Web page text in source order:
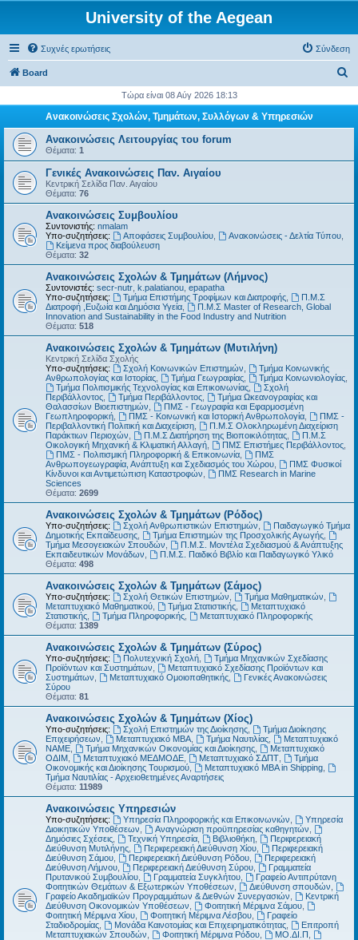
University of the Aegean
Συχνές ερωτήσεις Σύνδεση
Board
ζ
σ
Τώρα είναι 08 Αύγ 2026 18:13
Ανακοινώσεις Σχολών, Τμημάτων, Συλλόγων & Υπηρεσιών
Ανακοινώσεις Λειτουργίας του forum
Θέματα: 1
Γενικές Ανακοινώσεις Παν. Αιγαίου
Κεντρική Σελίδα Παν. Αιγαίου
Θέματα: 76
Ανακοινώσεις Συμβουλίου
Συντονιστής: nmalam
Υπο-συζητήσεις:
Αποφάσεις Συμβουλίου, Ανακοινώσεις - Δελτία Τύπου,
Kείμενα προς διαβούλευση
Θέματα: 32
Ανακοινώσεις Σχολών & Τμημάτων (Λήμνος)
Συντονιστές: secr-nutr k.palatianou epapatha
Υπο-συζητήσεις:
Τμήμα Επιστήμης Τροφίμων και Διατροφής,
Π.Μ.Σ
Διατροφή ,Ευζωία και Δημόσια Υγεία
Π.Μ.Σ Master of Research, Global
Innovation and Sustainability in the Food Industry and Nutrition
Θέματα: 518
Ανακοινώσεις Σχολών & Τμημάτων (Μυτιλήνη)
Κεντρική Σελίδα Σχολής
Υπο-συζητήσεις:
Σχολή Κοινωνικών Επιστημών
Τμήμα Κοινωνικής
Ανθρωπολογίας και Ιστορίας
Τμήμα Γεωγραφίας, Τμήμα Κοινωνιολογίας,
Τμήμα Πολιτισμικής Τεχνολογίας και Επικοινωνίας,
Σχολή
Περιβάλλοντος
Τμήμα Περιβάλλοντος,
Τμήμα Ωκεανογραφίας και
Θαλασσίων Βιοεπιστημών
ΠΜΣ - Γεωγραφία και Εφαρμοσμένη
Γεωπληροφορική
ΠΜΣ - Κοινωνική και Ιστορική Ανθρωπολογία,
ΠΜΣ -
Περιβαλλοντική Πολιτική και Διαχείριση
Π.Μ.Σ Ολοκληρωμένη Διαχείριση
Παράκτιων Περιοχών
Π.Μ.Σ Διατήρηση της Βιοποικιλότητας,
Π.Μ.Σ
Οικολογική Μηχανική & Κλιματική Αλλαγή
ΠΜΣ Επιστήμες Περιβάλλοντος,
ΠΜΣ - Πολιτισμική Πληροφορική & Επικοινωνία,
ΠΜΣ
Ανθρωπογεωγραφία, Ανάπτυξη και Σχεδιασμός του Χώρου
ΠΜΣ Φυσικοί
Κίνδυνοι και Αντιμετώπιση Καταστροφών
ΠΜΣ Research in Marine
Sciences
Θέματα: 2699
Ανακοινώσεις Σχολών & Τμημάτων (Ρόδος)
Υπο-συζητήσεις: Σχολή Ανθρωπιστικών Επιστημών
Παιδαγωγικό Τμήμα
Δημοτικής Εκπαίδευσης
Τμήμα Επιστημών της Προσχολικής Αγωγής,
Τμήμα Μεσογειακών Σπουδών
Π.Μ.Σ. Μοντέλα Σχεδιασμού & Ανάπτυξης
Εκπαιδευτικών Μονάδων
Π.Μ.Σ. Παιδικό Βιβλίο και Παιδαγωγικό Υλικό
Θέματα: 498
Ανακοινώσεις Σχολών & Τμημάτων (Σάμος)
Υπο-συζητήσεις: Σχολή Θετικών Επιστημών Τμήμα Μαθηματικών
Μεταπτυχιακό Μαθηματικού
Τμήμα Στατιστικής,
Μεταπτυχιακό
Στατιστικής
Τμήμα Πληροφορικής,
Μεταπτυχιακό Πληροφορικής
Θέματα: 1389
Ανακοινώσεις Σχολών & Τμημάτων (Σύρος)
Υπο-συζητήσεις: Πολυτεχνική Σχολή,
Τμήμα Μηχανικών Σχεδίασης
Προϊόντων και Συστημάτων
Μεταπτυχιακό Σχεδίασης Προϊόντων και
Συστημάτων
Μεταπτυχιακό Ομοιοπαθητικής,
Γενικές Ανακοινώσεις
Σύρου
Θέματα: 81
Ανακοινώσεις Σχολών & Τμημάτων (Χίος)
Υπο-συζητήσεις: Σχολή Επιστημών της Διοίκησης,
Τμήμα Διοίκησης
Επιχειρήσεων
Μεταπτυχιακό MBA, Τμήμα Ναυτιλίας,
Μεταπτυχιακό
ΝΑΜΕ
Τμήμα Μηχανικών Οικονομίας και Διοίκησης,
Μεταπτυχιακό
ΟΔΙΜ
Μεταπτυχιακό ΜΕΔΜΟΔΕ, Μεταπτυχιακό ΣΔΠΤ,
Τμήμα
Οικονομικής και Διοίκησης Τουρισμού
Μεταπτυχιακό MBA in Shipping,
Τμήμα Ναυτιλίας - Αρχειοθετημένες Αναρτήσεις
Θέματα: 11989
Ανακοινώσεις Υπηρεσιών
Υπο-συζητήσεις: Υπηρεσία Πληροφορικής και Επικοινωνιών
Υπηρεσία
Διοικητικών Υποθέσεων
Αναγνώριση προϋπηρεσίας καθηγητών
Δημόσιες Σχέσεις
Τεχνική Υπηρεσία, Βιβλιοθήκη,
Περιφερειακή
Διεύθυνση Μυτιλήνης
Περιφερειακή Διεύθυνση Χίου,
Περιφερειακή
Διεύθυνση Σάμου
Περιφερειακή Διεύθυνση Ρόδου,
Περιφερειακή
Διεύθυνση Λήμνου
Περιφερειακή Διεύθυνση Σύρου,
Γραμματεία
Πρυτανικού Συμβουλίου
Γραμματεία Συγκλήτου,
Γραφείο Αντιπρύτανη
Φοιτητικών Θεμάτων & Εξωτερικών Υποθέσεων
Διεύθυνση σπουδών
Γραφείο Ακαδημαϊκών Προγραμμάτων & Διεθνών Συνεργασιών
Κεντρική
Διεύθυνση Οικονομικών Υποθέσεων
Φοιτητική Μέριμνα Σάμου,
Φοιτητική Μέριμνα Χίου
Φοιτητική Μέριμνα Λέσβου,
Γραφείο
Σταδιοδρομίας
Μονάδα Καινοτομίας και Επιχειρηματικότητας,
Επιτροπή
Μεταπτυχιακών Σπουδών
Φοιτητική Μέριμνα Ρόδου, ΜΟ.ΔΙ.Π